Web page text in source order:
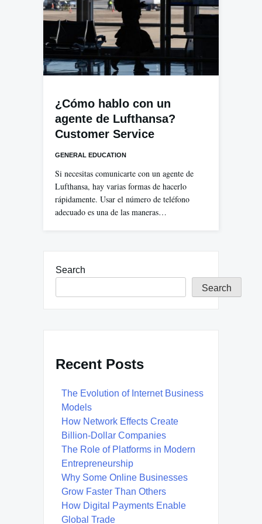
¿Cómo hablo con un
agente de Lufthansa?
Customer Service
GENERAL EDUCATION
Si necesitas comunicarte con un agente de
Lufthansa, hay varias formas de hacerlo
rápidamente. Usar el número de teléfono
adecuado es una de las maneras…
Search
Search
Recent Posts
The Evolution of Internet Business
Models
How Network Effects Create
Billion-Dollar Companies
The Role of Platforms in Modern
Entrepreneurship
Why Some Online Businesses
Grow Faster Than Others
How Digital Payments Enable
Global Trade